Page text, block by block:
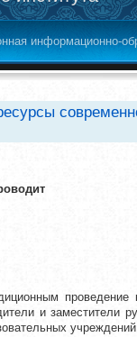
информационно-
проведение
и заместители